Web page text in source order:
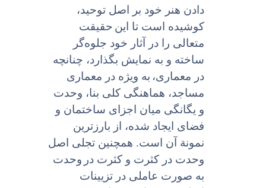
دادن هنر خود بر اصل توحید،
کوشیده است تا این حقیقت
متعالی را در آثار خود جلوه‌گر
ساخته و به نمایش بگذارد، چنانچه
در معماری، به ویژه در معمارى
مساجد، هماهنگى کلى بنا، وحدت
و یگانگى میان اجزاى ساختمان و
فضاى ایجاد شده، از بارزترین
نمونة آن است. همچنین تجلى اصل
وحدت در کثرت و کثرت در وحدت
به صورت عاملى در تزیینات